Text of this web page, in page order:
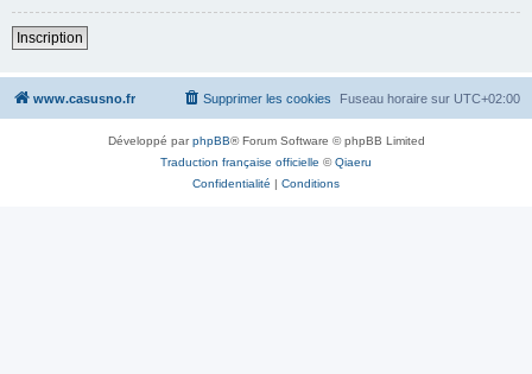
Inscription
www.casusno.fr Fuseau horaire sur UTC+02:00
Supprimer les cookies
Développé parphpBB® Forum Software © phpBB Limited
Traduction française officielle ©Qiaeru
Confidentialité | Conditions